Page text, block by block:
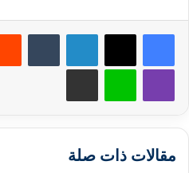
لينكدإن
لاين
مقالات ذات صلة